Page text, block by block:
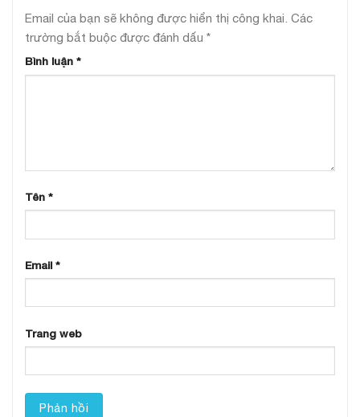
Email của bạn sẽ không được hiển thị công khai. Các
trường bắt buộc được đánh dấu *
Bình luận *
Tên *
Email *
Trang web